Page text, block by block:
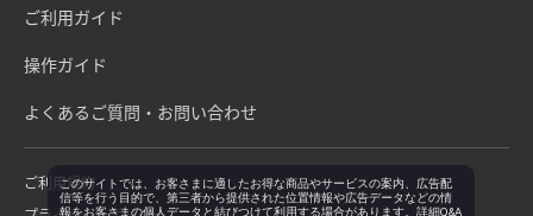
ご利用ガイド
操作ガイド
よくあるご質問・お問い合わせ
ご利用規約このサイトでは、お客さまに適したお得な商品やサービスの案内、広告配
信等を行う目的で、第三者から提供された位置情報や広告データなどの情
報をお客さまの個人データと結びつけて利用する場合があります。詳細Q&A